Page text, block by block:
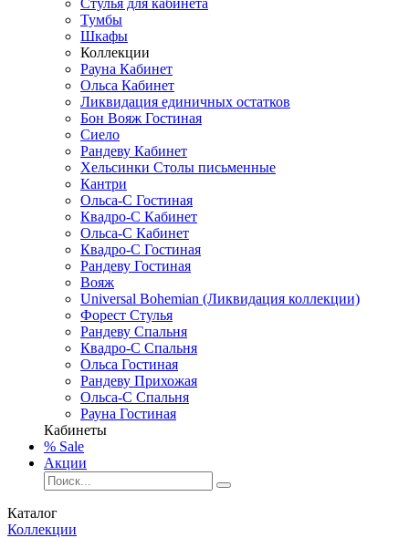
Стулья для кабинета
Тумбы
Шкафы
Коллекции
Рауна Кабинет
Ольса Кабинет
Ликвидация единичных остатков
Бон Вояж Гостиная
Сиело
Рандеву Кабинет
Хельсинки Столы письменные
Кантри
Ольса-С Гостиная
Квадро-С Кабинет
Ольса-С Кабинет
Квадро-С Гостиная
Рандеву Гостиная
Вояж
Universal Bohemian (Ликвидация коллекции)
Форест Стулья
Рандеву Спальня
Квадро-С Спальня
Ольса Гостиная
Рандеву Прихожая
Ольса-С Спальня
Рауна Гостиная
Кабинеты
% Sale
Акции
Каталог
Коллекции